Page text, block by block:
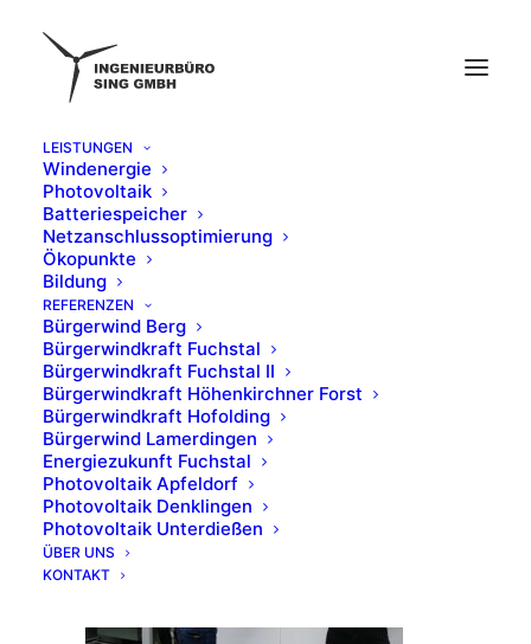
LEISTUNGEN
Windenergie
Photovoltaik
Batteriespeicher
Netzanschlussoptimierung
Ökopunkte
Bildung
REFERENZEN
Bürgerwind Berg
Bürgerwindkraft Fuchstal
Bürgerwindkraft Fuchstal II
Bürgerwindkraft Höhenkirchner Forst
Bürgerwindkraft Hofolding
Bürgerwind Lamerdingen
Energiezukunft Fuchstal
Photovoltaik Apfeldorf
Photovoltaik Denklingen
Photovoltaik Unterdießen
ÜBER UNS
KONTAKT
Home Batteriespeicher